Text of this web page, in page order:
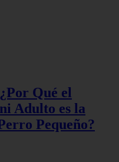
Qué el
Adulto es la
Pequeño?